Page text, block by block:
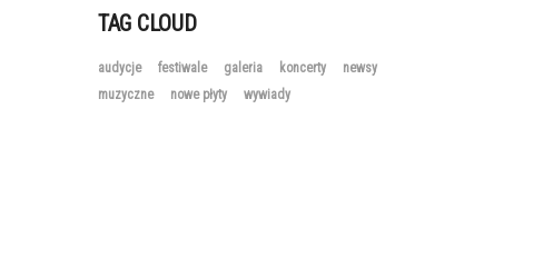
TAG CLOUD
audycje festiwale galeria koncerty
newsy
muzyczne
nowe płyty wywiady